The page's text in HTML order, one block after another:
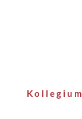
Kollegium